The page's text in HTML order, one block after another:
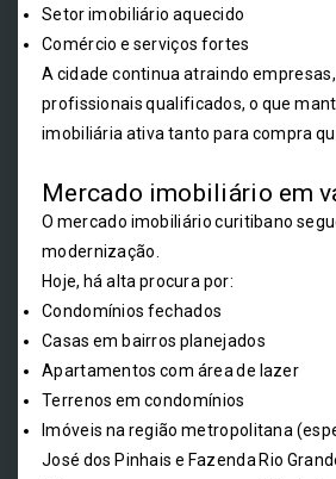
Setor imobiliário aquecido
Comércio e serviços fortes
A cidade continua atraindo
profissionais qualificados, o que
imobiliária ativa tanto para compra
Mercado imobiliário em
O mercado imobiliário curitibano
modernização.
Hoje, há alta procura por:
Condomínios fechados
Casas em bairros planejados
Apartamentos com área de lazer
Terrenos em condomínios
Imóveis na região metropolitana
José dos Pinhais e Fazenda Rio